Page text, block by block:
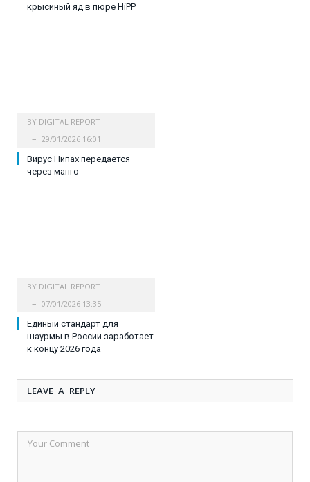
крысиный яд в пюре HiPP
BY DIGITAL REPORT
29/01/2026 16:01
Вирус Нипах передается
через манго
BY DIGITAL REPORT
07/01/2026 13:35
Единый стандарт для
шаурмы в России заработает
к концу 2026 года
LEAVE A REPLY